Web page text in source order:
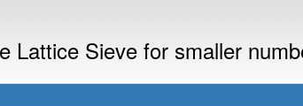
Lattice Sieve for smaller